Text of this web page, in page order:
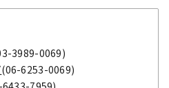
3989-0069)
(06-6253-0069)